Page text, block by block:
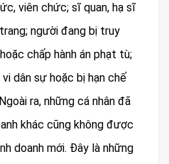
viên chức; sĩ quan, hạ sĩ
người đang bị truy
chấp hành án phạt tù;
dân sự hoặc bị hạn chế
ra, những cá nhân đã
khác cũng không được
doanh mới. Đây là những